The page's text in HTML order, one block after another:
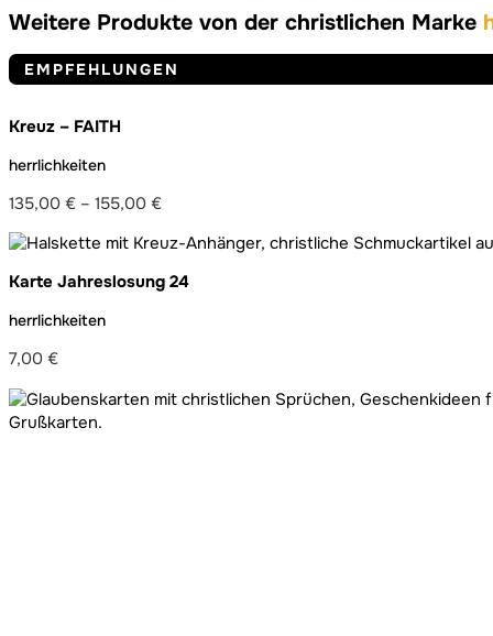
Weitere Produkte von der christlichen Marke
EMPFEHLUNGEN
Kreuz – FAITH
herrlichkeiten
135,00 € – 155,00 €
135,00 €
155,00 €
Karte Jahreslosung 24
herrlichkeiten
7,00 €